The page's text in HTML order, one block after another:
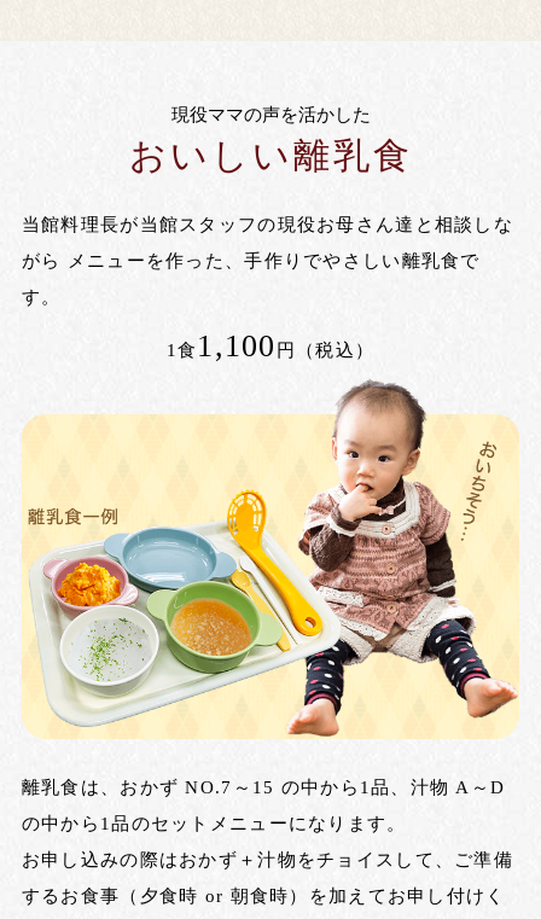
現役ママの声を活かした
おいしい離乳食
当館料理長が当館スタッフの現役お母さん達と相談しな
がら メニューを作った、手作りでやさしい離乳食で
す。
1食 1,100 円（税込）
離乳食は、おかず NO.7～15 の中から1品、汁物 A～D
の中から1品のセットメニューになります。
お申し込みの際はおかず＋汁物をチョイスして、ご準備
するお食事（夕食時 or 朝食時）を加えてお申し付けく